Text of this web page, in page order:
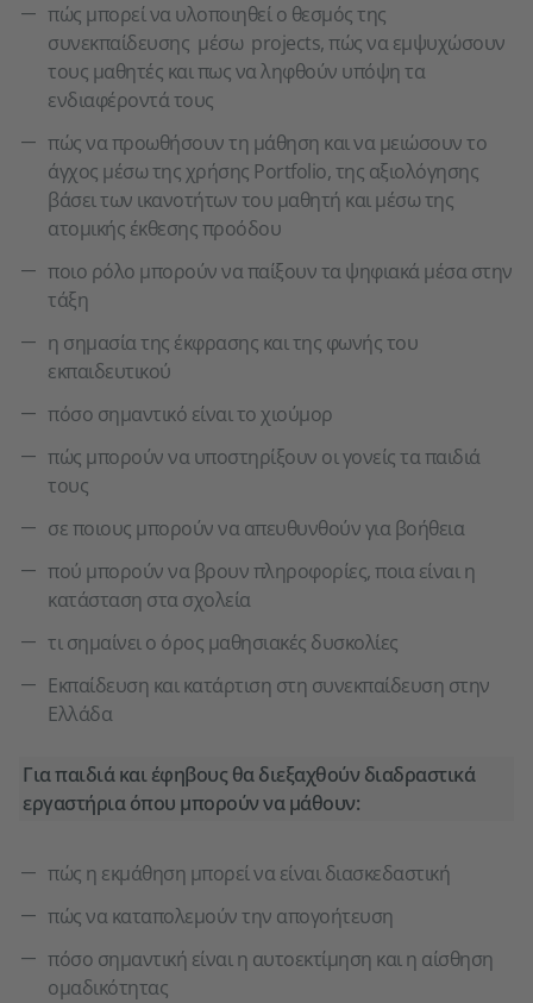
πώς μπορεί να υλοποιηθεί ο θεσμός της
συνεκπαίδευσης μέσω projects, πώς να εμψυχώσουν
τους μαθητές και πως να ληφθούν υπόψη τα
ενδιαφέροντά τους
πώς να προωθήσουν τη μάθηση και να μειώσουν το
άγχος μέσω της χρήσης Portfolio, της αξιολόγησης
βάσει των ικανοτήτων του μαθητή και μέσω της
ατομικής έκθεσης προόδου
ποιο ρόλο μπορούν να παίξουν τα ψηφιακά μέσα στην
τάξη
η σημασία της έκφρασης και της φωνής του
εκπαιδευτικού
πόσο σημαντικό είναι το χιούμορ
πώς μπορούν να υποστηρίξουν οι γονείς τα παιδιά
τους
σε ποιους μπορούν να απευθυνθούν για βοήθεια
πού μπορούν να βρουν πληροφορίες, ποια είναι η
κατάσταση στα σχολεία
τι σημαίνει ο όρος μαθησιακές δυσκολίες
Εκπαίδευση και κατάρτιση στη συνεκπαίδευση στην
Ελλάδα
Για παιδιά και έφηβους θα διεξαχθούν διαδραστικά
εργαστήρια όπου μπορούν να μάθουν:
πώς η εκμάθηση μπορεί να είναι διασκεδαστική
πώς να καταπολεμούν την απογοήτευση
πόσο σημαντική είναι η αυτοεκτίμηση και η αίσθηση
ομαδικότητας